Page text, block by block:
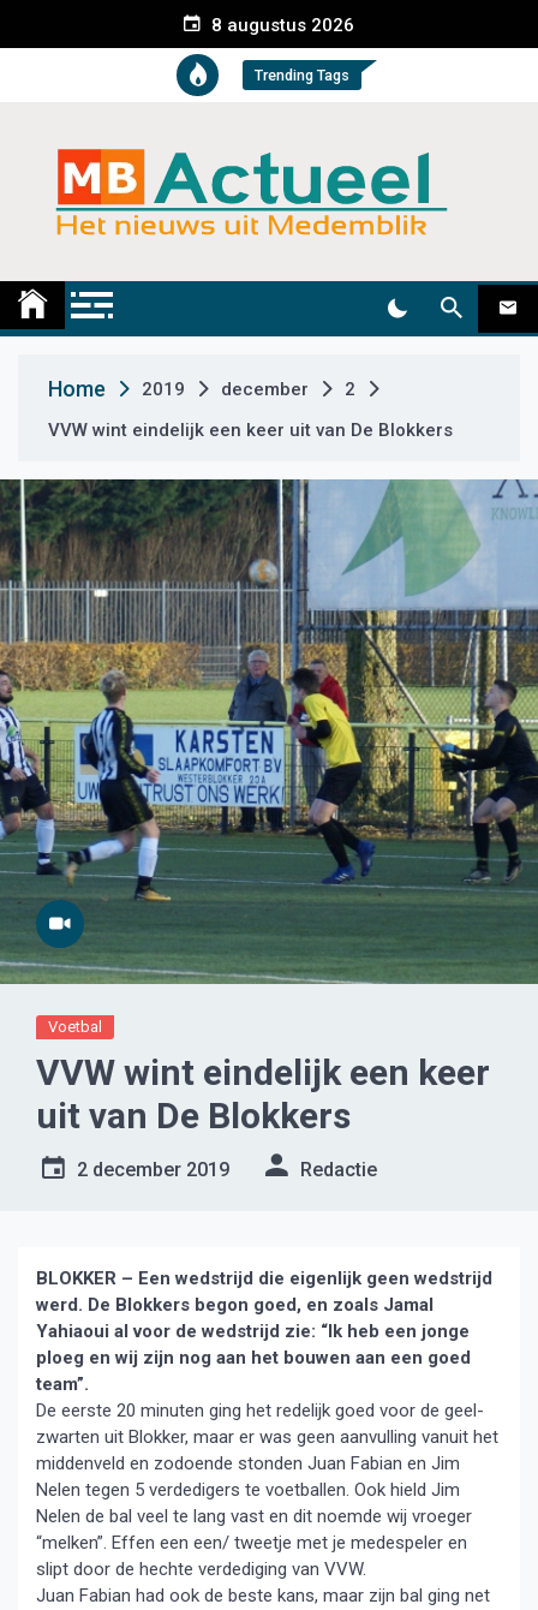
e
t
8 augustus 2026
Trending Tags
Medemblik Actueel
Home 2019 december
2
VVW wint eindelijk een keer uit van De Blokkers
Voetbal
VVW wint eindelijk een keer
uit van De Blokkers
2 december 2019 Redactie
BLOKKER – Een wedstrijd die eigenlijk geen wedstrijd
werd. De Blokkers begon goed, en zoals Jamal
Yahiaoui al voor de wedstrijd zie: “Ik heb een jonge
ploeg en wij zijn nog aan het bouwen aan een goed
team”.
De eerste 20 minuten ging het redelijk goed voor de geel-
zwarten uit Blokker, maar er was geen aanvulling vanuit het
middenveld en zodoende stonden Juan Fabian en Jim
Nelen tegen 5 verdedigers te voetballen. Ook hield Jim
Nelen de bal veel te lang vast en dit noemde wij vroeger
“melken”. Effen een een/ tweetje met je medespeler en
slipt door de hechte verdediging van VVW.
Juan Fabian had ook de beste kans, maar zijn bal ging net